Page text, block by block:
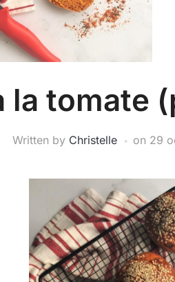
la tomate
Written by Christelle on 29